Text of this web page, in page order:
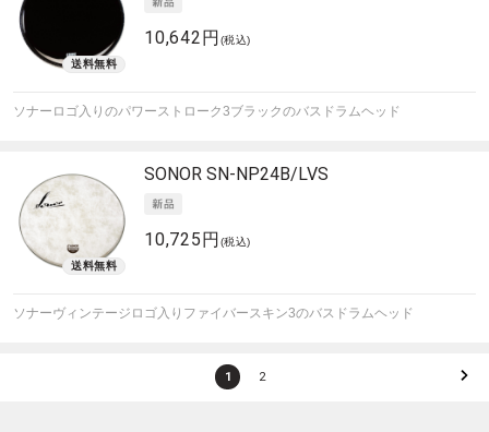
10,642円 (税込)
ソナーロゴ入りのパワーストローク3ブラックのバスドラムヘッド
SONOR SN-NP24B/LVS
10,725円 (税込)
ソナーヴィンテージロゴ入りファイバースキン3のバスドラムヘッド
1 2